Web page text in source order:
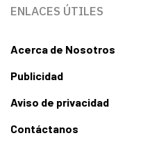
ENLACES ÚTILES
Acerca de Nosotros
Publicidad
Aviso de privacidad
Contáctanos